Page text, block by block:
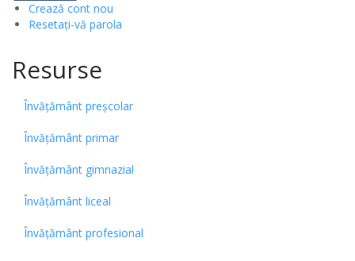
Crează cont nou
Resetați-vă parola
Resurse
Învățământ preșcolar
Învățământ primar
Învățământ gimnazial
Învățământ liceal
Învățământ profesional